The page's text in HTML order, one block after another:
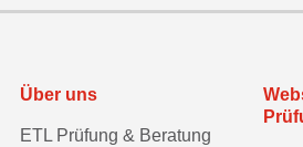
Über uns
ETL Prüfung & Beratung